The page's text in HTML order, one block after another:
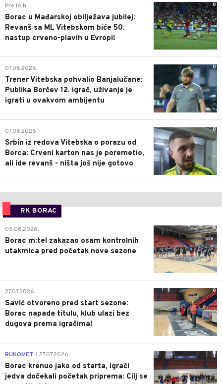
0
Pre 16 h
Borac u Mađarskoj obilježava jubilej:
Revanš sa ML Vitebskom biće 50.
nastup crveno-plavih u Evropi!
0
07.08.2026.
Trener Vitebska pohvalio Banjalučane:
Publika Borčev 12. igrač, uživanje je
igrati u ovakvom ambijentu
0
07.08.2026.
Srbin iz redova Vitebska o porazu od
Borca: Crveni karton nas je poremetio,
ali ide revanš - ništa još nije gotovo
RK BORAC
0
05.08.2026.
Borac m:tel zakazao osam kontrolnih
utakmica pred početak nove sezone
0
27.07.2026.
Savić otvoreno pred start sezone:
Borac napada titulu, klub ulazi bez
dugova prema igračima!
0
RUKOMET 27.07.2026.
Borac krenuo jako od starta, igrači
jedva dočekali početak priprema: Cilj se